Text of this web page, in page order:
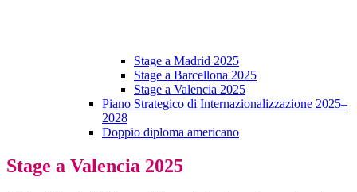
Stage a Madrid 2025
Stage a Barcellona 2025
Stage a Valencia 2025
Piano Strategico di Internazionalizzazione 2025–
2028
Doppio diploma americano
Stage a Valencia 2025